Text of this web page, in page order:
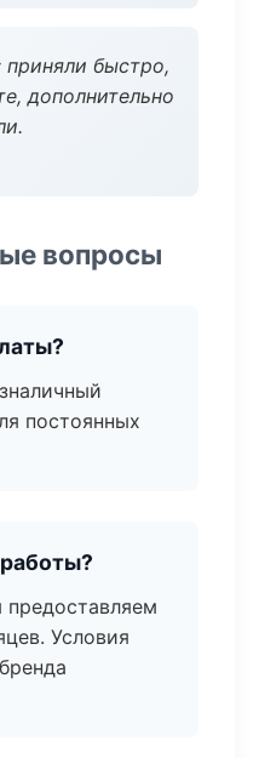
приняли быстро,
дополнительно
вопросы
постоянных
Условия